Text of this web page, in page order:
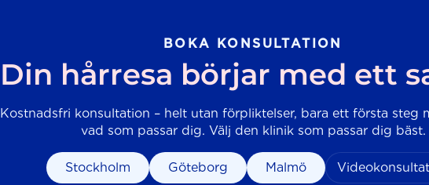
BOKA KONSULTATION
Din hårresa börjar med ett
Kostnadsfri konsultation – helt utan förpliktelser, bara ett första steg
vad som passar dig. Välj den klinik som passar dig bäst.
Stockholm Göteborg Malmö